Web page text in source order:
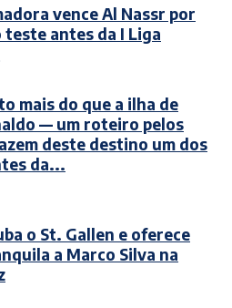
vence Al Nassr por
antes da I Liga
mais do que a ilha de
— um roteiro pelos
deste destino um dos
da...
o St. Gallen e oferece
a Marco Silva na